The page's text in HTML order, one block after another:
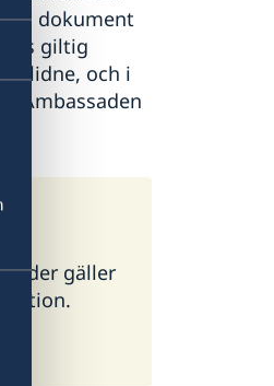
dokument
giltig
och i
Ambassaden
gäller